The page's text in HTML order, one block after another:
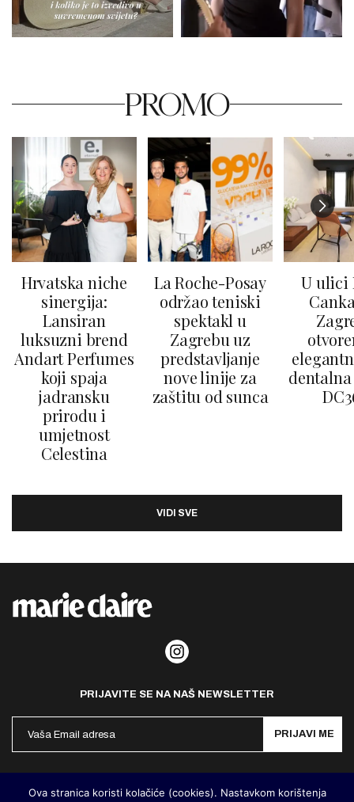
PROMO
Hrvatska niche
sinergija:
Lansiran
luksuzni brend
Andart Perfumes
koji spaja
jadransku
prirodu i
umjetnost
Celestina
La Roche-Posay
održao teniski
spektakl u
Zagrebu uz
predstavljanje
nove linije za
zaštitu od sunca
U ulici
VIDI SVE
PRIJAVITE SE NA NAŠ NEWSLETTER
PRIJAVI ME
Ova stranica koristi kolačiće (cookies). Nastavkom korištenja